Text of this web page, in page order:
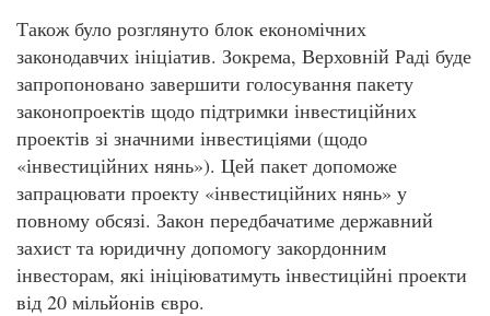
Також було розглянуто блок економічних
законодавчих ініціатив. Зокрема, Верховній Раді буде
запропоновано завершити голосування пакету
законопроектів щодо підтримки інвестиційних
проектів зі значними інвестиціями (щодо
«інвестиційних нянь»). Цей пакет допоможе
запрацювати проекту «інвестиційних нянь» у
повному обсязі. Закон передбачатиме державний
захист та юридичну допомогу закордонним
інвесторам, які ініціюватимуть інвестиційні проекти
від 20 мільйонів євро.